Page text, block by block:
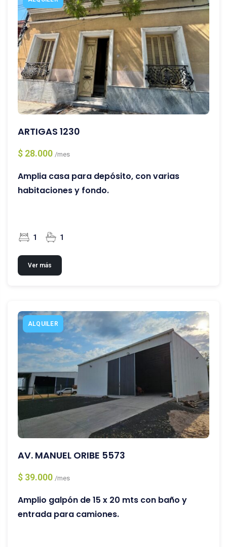
ARTIGAS 1230
$ 28.000 /mes
Amplia casa para depósito, con varias
habitaciones y fondo.
1 1
Ver más
ALQUILER
AV. MANUEL ORIBE 5573
$ 39.000 /mes
Amplio galpón de 15 x 20 mts con baño y
entrada para camiones.